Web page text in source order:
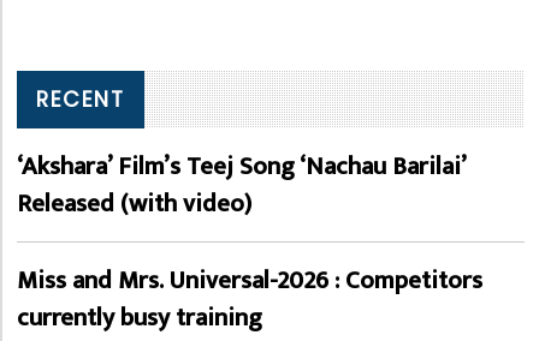
RECENT
‘Akshara’ Film’s Teej Song ‘Nachau Barilai’
Released (with video)
Miss and Mrs. Universal-2026 : Competitors
currently busy training